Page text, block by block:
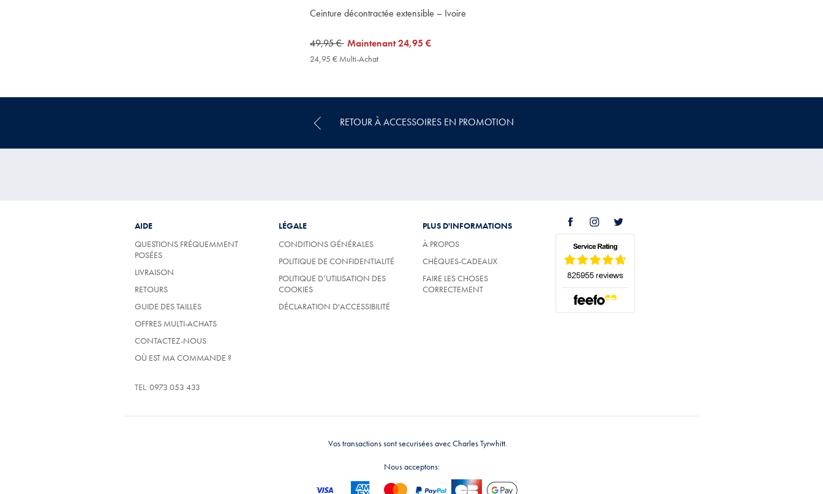
Ceinture décontractée extensible – Ivoire
was
49,95
49,95 € now
24,95
Maintenant24,95 €
24,95 € Multi-Achat
RETOUR À ACCESSOIRES EN PROMOTION
AIDE
QUESTIONS FRÉQUEMMENT
POSÉES
LIVRAISON
RETOURS
GUIDE DES TAILLES
OFFRES MULTI-ACHATS
CONTACTEZ-NOUS
OÙ EST MA COMMANDE ?
TEL: 0973 053 433
LÉGALE
CONDITIONS GÉNÉRALES
POLITIQUE DE CONFIDENTIALITÉ
POLITIQUE D’UTILISATION DES
COOKIES
DÉCLARATION D'ACCESSIBILITÉ
PLUS D'INFORMATIONS
À PROPOS
CHÈQUES-CADEAUX
FAIRE LES CHOSES
CORRECTEMENT
Vos transactions sont securisées avec Charles Tyrwhitt.
Nous acceptons: